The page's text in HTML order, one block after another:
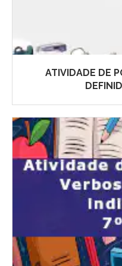
ATIVIDADE DE